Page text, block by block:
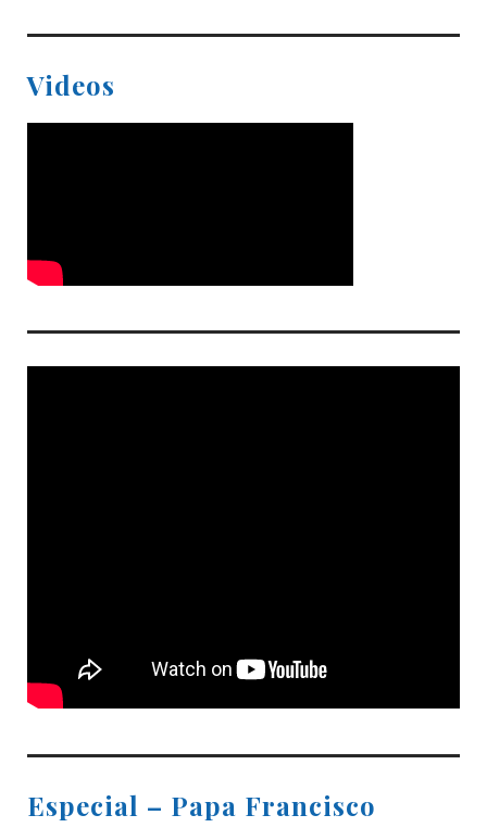
Videos
Especial – Papa Francisco